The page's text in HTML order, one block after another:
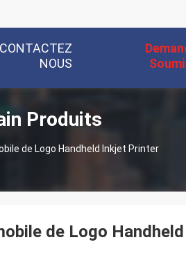
CONTACTEZ
NOUS
Produits
de Logo Handheld Inkjet Printer
de Logo